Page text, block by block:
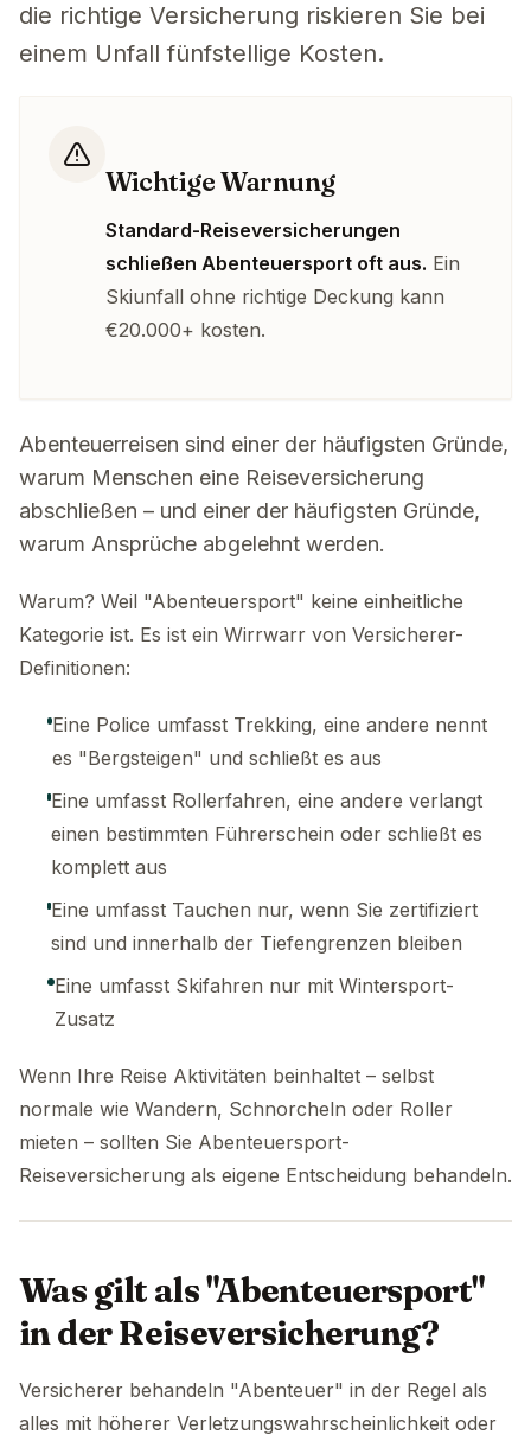
die richtige Versicherung riskieren Sie bei
einem Unfall fünfstellige Kosten.
Wichtige Warnung
Standard-Reiseversicherungen
schließen Abenteuersport oft aus. Ein
Skiunfall ohne richtige Deckung kann
€20.000+ kosten.
Abenteuerreisen sind einer der häufigsten Gründe,
warum Menschen eine Reiseversicherung
abschließen – und einer der häufigsten Gründe,
warum Ansprüche abgelehnt werden.
Warum? Weil "Abenteuersport" keine einheitliche
Kategorie ist. Es ist ein Wirrwarr von Versicherer-
Definitionen:
Eine Police umfasst Trekking, eine andere nennt
es "Bergsteigen" und schließt es aus
Eine umfasst Rollerfahren, eine andere verlangt
einen bestimmten Führerschein oder schließt es
komplett aus
Eine umfasst Tauchen nur, wenn Sie zertifiziert
sind und innerhalb der Tiefengrenzen bleiben
Eine umfasst Skifahren nur mit Wintersport-
Zusatz
Wenn Ihre Reise Aktivitäten beinhaltet – selbst
normale wie Wandern, Schnorcheln oder Roller
mieten – sollten Sie Abenteuersport-
Reiseversicherung als eigene Entscheidung behandeln.
Was gilt als "Abenteuersport"
in der Reiseversicherung?
Versicherer behandeln "Abenteuer" in der Regel als
alles mit höherer Verletzungswahrscheinlichkeit oder